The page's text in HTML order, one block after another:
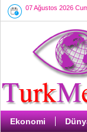
07 Ağustos 2026
Ekonomi